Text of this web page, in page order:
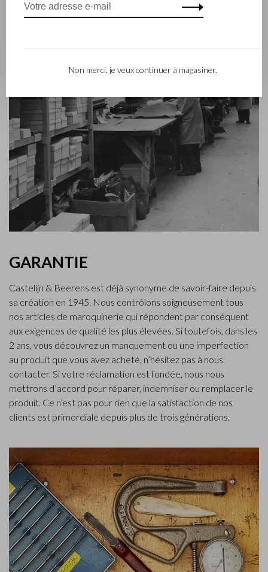
GARANTIE
Castelijn & Beerens est déjà synonyme de savoir-faire depuis
sa création en 1945. Nous contrôlons soigneusement tous
nos articles de maroquinerie qui répondent par conséquent
aux exigences de qualité les plus élevées. Si toutefois, dans les
2 ans, vous découvrez un manquement ou une imperfection
au produit que vous avez acheté, n’hésitez pas à nous
contacter. Si votre réclamation est fondée, nous nous
mettrons d’accord pour réparer, indemniser ou remplacer le
produit. Ce n’est pas pour rien que la satisfaction de nos
clients est primordiale depuis plus de trois générations.
Non merci, je veux continuer à magasiner.